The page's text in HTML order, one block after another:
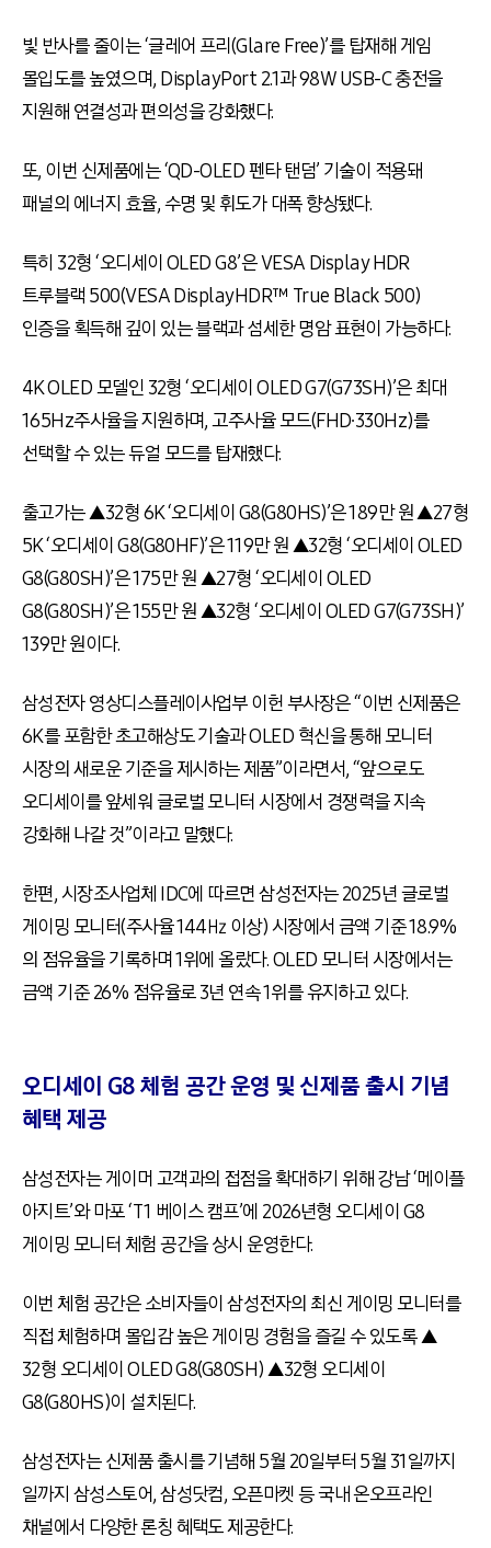
빛 반사를 줄이는 ‘글레어 프리(Glare Free)’를 탑재해 게임
몰입도를 높였으며, DisplayPort 2.1과 98W USB-C 충전을
지원해 연결성과 편의성을 강화했다.
또, 이번 신제품에는 ‘QD-OLED 펜타 탠덤’ 기술이 적용돼
패널의 에너지 효율, 수명 및 휘도가 대폭 향상됐다.
특히 32형 ‘오디세이 OLED G8’은 VESA Display HDR
트루블랙 500(VESA DisplayHDR™ True Black 500)
인증을 획득해 깊이 있는 블랙과 섬세한 명암 표현이 가능하다.
4K OLED 모델인 32형 ‘오디세이 OLED G7(G73SH)’은 최대
165Hz주사율을 지원하며, 고주사율 모드(FHD∙330Hz)를
선택할 수 있는 듀얼 모드를 탑재했다.
출고가는 ▲32형 6K ‘오디세이 G8(G80HS)’은 189만 원 ▲27형
5K ‘오디세이 G8(G80HF)’은 119만 원 ▲32형 ‘오디세이 OLED
G8(G80SH)’은 175만 원 ▲27형 ‘오디세이 OLED
G8(G80SH)’은 155만 원 ▲32형 ‘오디세이 OLED G7(G73SH)’
139만 원이다.
삼성전자 영상디스플레이사업부 이헌 부사장은 “이번 신제품은
6K를 포함한 초고해상도 기술과 OLED 혁신을 통해 모니터
시장의 새로운 기준을 제시하는 제품”이라면서, “앞으로도
오디세이를 앞세워 글로벌 모니터 시장에서 경쟁력을 지속
강화해 나갈 것”이라고 말했다.
한편, 시장조사업체 IDC에 따르면 삼성전자는 2025년 글로벌
게이밍 모니터(주사율 144㎐ 이상) 시장에서 금액 기준 18.9%
의 점유율을 기록하며 1위에 올랐다. OLED 모니터 시장에서는
금액 기준 26% 점유율로 3년 연속 1위를 유지하고 있다.
오디세이 G8 체험 공간 운영 및 신제품 출시 기념
혜택 제공
삼성전자는 게이머 고객과의 접점을 확대하기 위해 강남 ‘메이플
아지트’와 마포 ‘T1 베이스 캠프’에 2026년형 오디세이 G8
게이밍 모니터 체험 공간을 상시 운영한다.
이번 체험 공간은 소비자들이 삼성전자의 최신 게이밍 모니터를
직접 체험하며 몰입감 높은 게이밍 경험을 즐길 수 있도록 ▲
32형 오디세이 OLED G8(G80SH) ▲32형 오디세이
G8(G80HS)이 설치된다.
삼성전자는 신제품 출시를 기념해 5월 20일부터 5월 31일까지
일까지 삼성스토어, 삼성닷컴, 오픈마켓 등 국내 온오프라인
채널에서 다양한 론칭 혜택도 제공한다.